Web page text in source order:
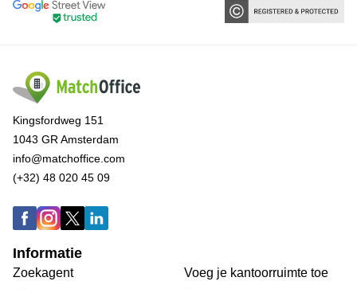
Kingsfordweg 151
1043 GR Amsterdam
info@matchoffice.com
(+32) 48 020 45 09
Informatie
Zoekagent
Voeg je kantoorruimte toe